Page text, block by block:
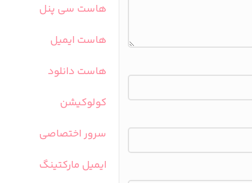
هاست سی پنل
هاست ایمیل
هاست دانلود
کولوکیشن
سرور اختصاصی
ایمیل مارکتینگ